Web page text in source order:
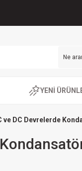
YENİ
ve DC Devrelerde